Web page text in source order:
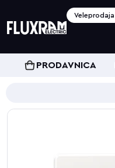
Veleprodaja
PRODAVNICA